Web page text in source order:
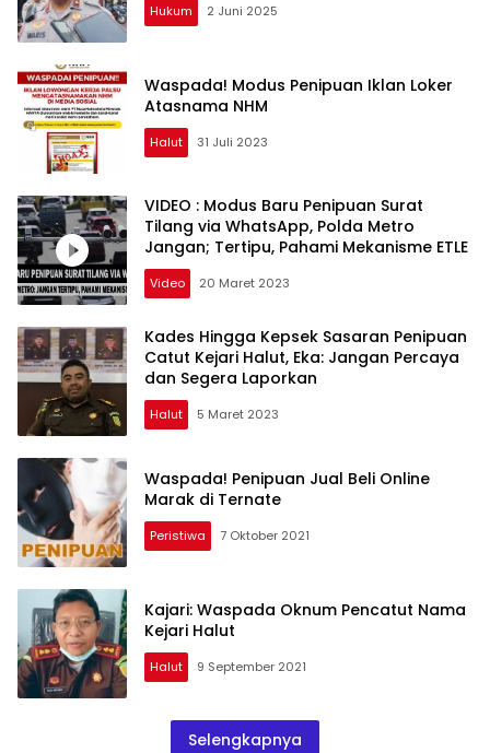
Hukum 2 Juni 2025
Waspada! Modus Penipuan Iklan Loker
Atasnama NHM
Halut 31 Juli 2023
VIDEO : Modus Baru Penipuan Surat
Tilang via WhatsApp, Polda Metro
Jangan; Tertipu, Pahami Mekanisme ETLE
Video 20 Maret 2023
Kades Hingga Kepsek Sasaran Penipuan
Catut Kejari Halut, Eka: Jangan Percaya
dan Segera Laporkan
Halut 5 Maret 2023
Waspada! Penipuan Jual Beli Online
Marak di Ternate
Peristiwa 7 Oktober 2021
Kajari: Waspada Oknum Pencatut Nama
Kejari Halut
Halut 9 September 2021
Selengkapnya